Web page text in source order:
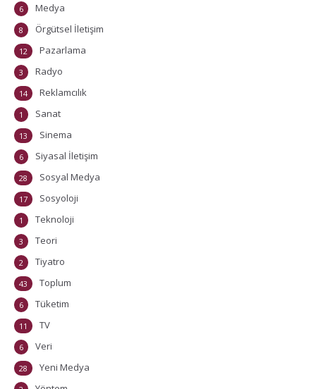
Medya
6
Örgütsel İletişim
8
Pazarlama
12
Radyo
3
Reklamcılık
14
Sanat
1
Sinema
13
Siyasal İletişim
6
Sosyal Medya
28
Sosyoloji
17
Teknoloji
1
Teori
3
Tiyatro
2
Toplum
43
Tüketim
6
TV
11
Veri
6
Yeni Medya
28